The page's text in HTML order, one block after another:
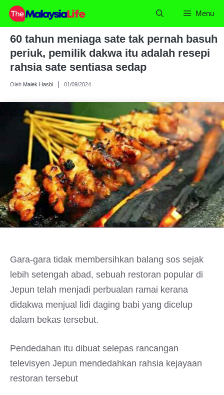
Skip
content
Menu
60 tahun meniaga sate tak pernah basuh
periuk, pemilik dakwa itu adalah resepi
rahsia sate sentiasa sedap
Oleh Malek Hasbi 01/09/2024
Gara-gara tidak membersihkan balang sos sejak
lebih setengah abad, sebuah restoran popular di
Jepun telah menjadi perbualan ramai kerana
didakwa menjual lidi daging babi yang dicelup
dalam bekas tersebut.
Pendedahan itu dibuat selepas rancangan
televisyen Jepun mendedahkan rahsia kejayaan
restoran tersebut